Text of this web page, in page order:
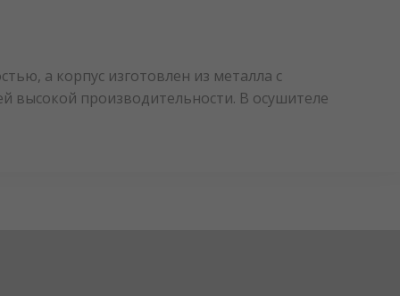
а корпус изготовлен из металла с
высокой производительности. В осушителе